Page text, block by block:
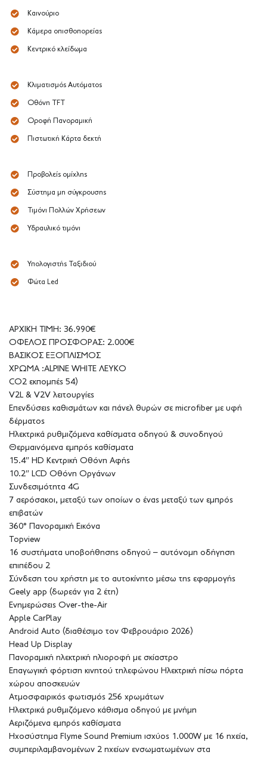
Καινούριο
Κάμερα οπισθοπορείας
Κεντρικό κλείδωμα
Κλιματισμός Αυτόματος
Οθόνη TFT
Οροφή Πανοραμική
Πιστωτική Κάρτα δεκτή
Προβολείς ομίχλης
Σύστημα μη σύγκρουσης
Τιμόνι Πολλών Χρήσεων
Υδραυλικό τιμόνι
Υπολογιστής Ταξιδιού
Φώτα Led
ΑΡΧΙΚΗ ΤΙΜΗ: 36.990€
ΟΦΕΛΟΣ ΠΡΟΣΦΟΡΑΣ: 2.000€
ΒΑΣΙΚΟΣ ΕΞΟΠΛΙΣΜΟΣ
ΧΡΩΜΑ :ALPINE WHITE ΛΕΥΚΟ
CO2 εκπομπές 54)
V2L & V2V λειτουργίες
Επενδύσεις καθισμάτων και πάνελ θυρών σε microfiber με υφή
δέρματος
Ηλεκτρικά ρυθμιζόμενα καθίσματα οδηγού & συνοδηγού
Θερμαινόμενα εμπρός καθίσματα
15.4″ HD Κεντρική Οθόνη Αφής
10.2″ LCD Οθόνη Οργάνων
Συνδεσιμότητα 4G
7 αερόσακοι, μεταξύ των οποίων ο ένας μεταξύ των εμπρός
επιβατών
360° Πανοραμική Εικόνα
Topview
16 συστήματα υποβοήθησης οδηγού – αυτόνομη οδήγηση
επιπέδου 2
Σύνδεση του χρήστη με το αυτοκίνητο μέσω της εφαρμογής
Geely app (δωρεάν για 2 έτη)
Ενημερώσεις Over-the-Air
Apple CarPlay
Android Auto (διαθέσιμο τον Φεβρουάριο 2026)
Head Up Display
Πανοραμική ηλεκτρική ηλιοροφή με σκίαστρο
Επαγωγική φόρτιση κινητού τηλεφώνου Ηλεκτρική πίσω πόρτα
χώρου αποσκευών
Ατμοσφαιρικός φωτισμός 256 χρωμάτων
Ηλεκτρικά ρυθμιζόμενο κάθισμα οδηγού με μνήμη
Αεριζόμενα εμπρός καθίσματα
Ηχοσύστημα Flyme Sound Premium ισχύος 1.000W με 16 ηχεία,
συμπεριλαμβανομένων 2 ηχείων ενσωματωμένων στα